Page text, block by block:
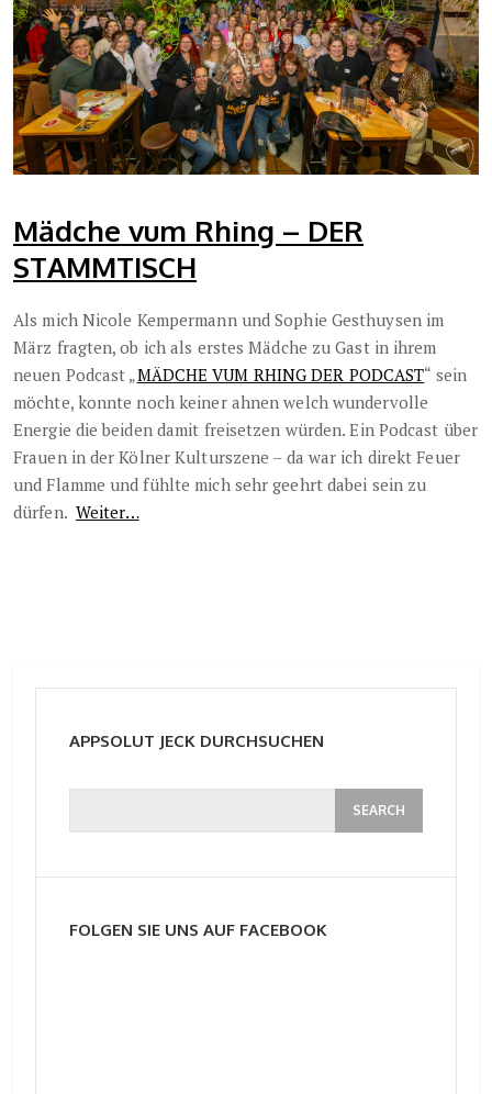
Mädche vum Rhing – DER
STAMMTISCH
Als mich Nicole Kempermann und Sophie Gesthuysen im
März fragten, ob ich als erstes Mädche zu Gast in ihrem
neuen Podcast „MÄDCHE VUM RHING DER PODCAST“ sein
möchte, konnte noch keiner ahnen welch wundervolle
Energie die beiden damit freisetzen würden. Ein Podcast über
Frauen in der Kölner Kulturszene – da war ich direkt Feuer
und Flamme und fühlte mich sehr geehrt dabei sein zu
dürfen. Weiter…
APPSOLUT JECK DURCHSUCHEN
FOLGEN SIE UNS AUF FACEBOOK